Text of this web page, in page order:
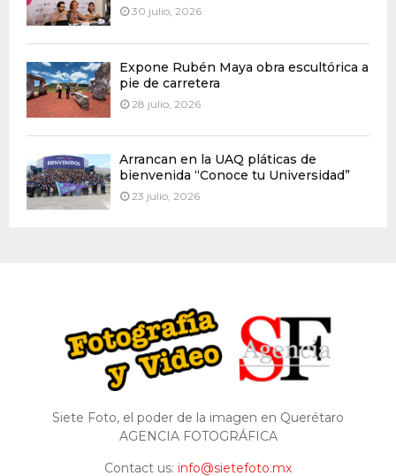
30 julio, 2026
Expone Rubén Maya obra escultórica a
pie de carretera
28 julio, 2026
Arrancan en la UAQ pláticas de
bienvenida “Conoce tu Universidad”
23 julio, 2026
Siete Foto, el poder de la imagen en Querétaro
AGENCIA FOTOGRÁFICA
Contact us: info@sietefoto.mx